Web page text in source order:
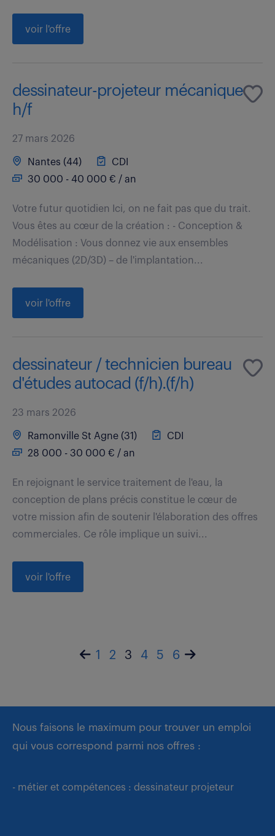
voir l'offre
dessinateur-projeteur mécanique
h/f
27 mars 2026
Nantes (44)
CDI
30 000 - 40 000 € / an
Votre futur quotidien Ici, on ne fait pas que du trait.
Vous êtes au cœur de la création : - Conception &
Modélisation : Vous donnez vie aux ensembles
mécaniques (2D/3D) – de l'implantation...
voir l'offre
dessinateur / technicien bureau
d'études autocad (f/h).(f/h)
23 mars 2026
Ramonville St Agne (31)
CDI
28 000 - 30 000 € / an
En rejoignant le service traitement de l'eau, la
conception de plans précis constitue le cœur de
votre mission afin de soutenir l'élaboration des offres
commerciales. Ce rôle implique un suivi...
voir l'offre
1 2 3 4 5 6
Nous faisons le maximum pour trouver un emploi
qui vous correspond parmi nos offres :
- métier et compétences : dessinateur projeteur